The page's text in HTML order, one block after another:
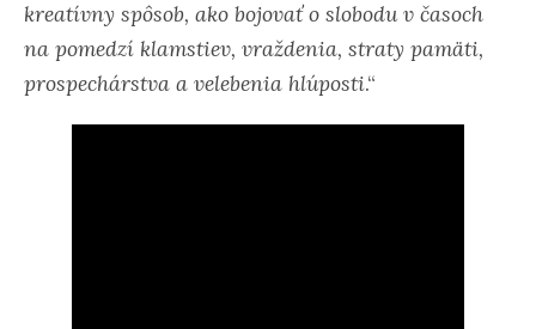
kreatívny spôsob, ako bojovať o slobodu v časoch
na pomedzí klamstiev, vraždenia, straty pamäti,
prospechárstva a velebenia hlúposti.“